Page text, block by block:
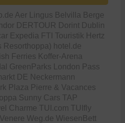
Aer Lingus Belvilla Berge
DERTOUR Dorint Dublin
Expedia FTI Touristik Hertz
Resorthoppa) hotel.de
Ferries Koffer-Arena
GreenParks
London Pass
DE Neckermann
Plaza Pierre & Vacances
Sunny Cars TAP
Charme TUI.com TUIfly
Venere Weg.de WiesenBett